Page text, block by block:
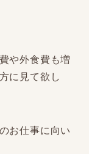
や外食費も増
に見て欲し
お仕事に向い